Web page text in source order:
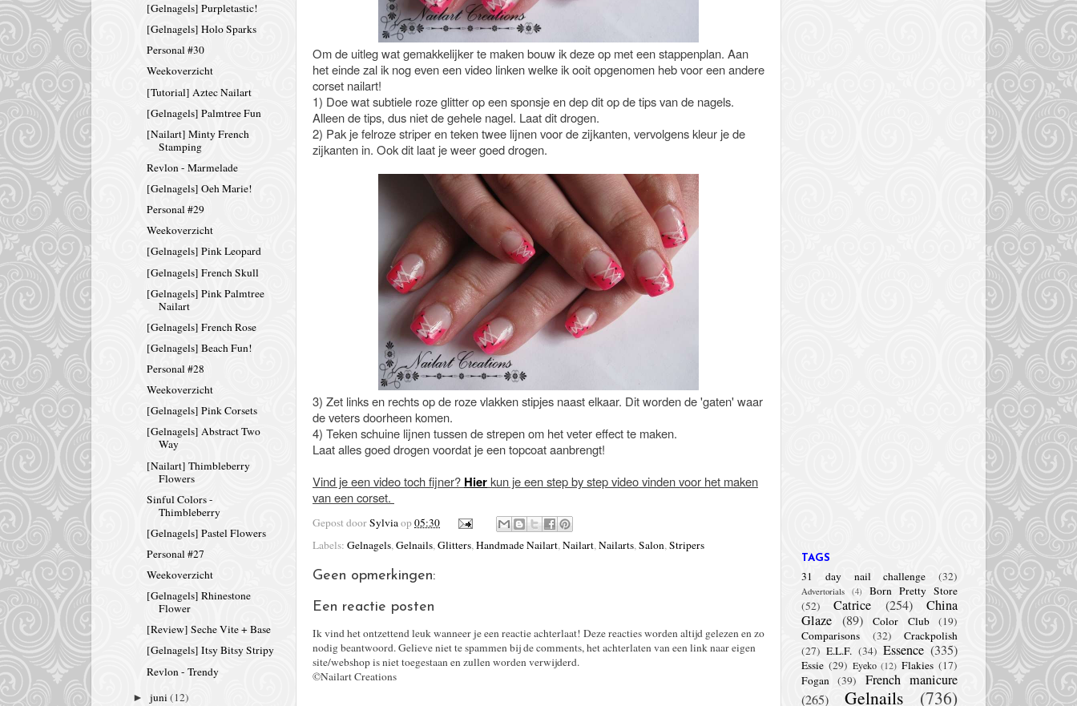
Om de uitleg wat gemakkelijker te maken bouw ik deze op met een stappenplan. Aan
het einde zal ik nog even een video linken welke ik ooit opgenomen heb voor een andere
corset nailart!
1) Doe wat subtiele roze glitter op een sponsje en dep dit op de tips van de nagels.
Alleen de tips, dus niet de gehele nagel. Laat dit drogen.
2) Pak je felroze striper en teken twee lijnen voor de zijkanten, vervolgens kleur je de
zijkanten in. Ook dit laat je weer goed drogen.
3) Zet links en rechts op de roze vlakken stipjes naast elkaar. Dit worden de 'gaten' waar
de veters doorheen komen.
4) Teken schuine lijnen tussen de strepen om het veter effect te maken.
Laat alles goed drogen voordat je een topcoat aanbrengt!
Vind je een video toch fijner? Hierkun je een step by step video vinden voor het maken
van een corset.
Gepost doorSylviaop05:30
Labels: Gelnagels,Gelnails,Glitters,Handmade Nailart,Nailart,Nailarts,Salon,Stripers
Geen opmerkingen:
Een reactie posten
Ik vind het ontzettend leuk wanneer je een reactie achterlaat! Deze reacties worden altijd gelezen en zo
nodig beantwoord. Gelieve niet te spammen bij de comments, het achterlaten van een link naar eigen
site/webshop is niet toegestaan en zullen worden verwijderd.
©Nailart Creations
[Gelnagels] Purpletastic!
[Gelnagels] Holo Sparks
Personal #30
Weekoverzicht
[Tutorial] Aztec Nailart
[Gelnagels] Palmtree Fun
[Nailart] Minty French
Stamping
Revlon - Marmelade
[Gelnagels] Oeh Marie!
Personal #29
Weekoverzicht
[Gelnagels] Pink Leopard
[Gelnagels] French Skull
[Gelnagels] Pink Palmtree
Nailart
[Gelnagels] French Rose
[Gelnagels] Beach Fun!
Personal #28
Weekoverzicht
[Gelnagels] Pink Corsets
[Gelnagels] Abstract Two
Way
[Nailart] Thimbleberry
Flowers
Sinful Colors -
Thimbleberry
[Gelnagels] Pastel Flowers
Personal #27
Weekoverzicht
[Gelnagels] Rhinestone
Flower
[Review] Seche Vite + Base
[Gelnagels] Itsy Bitsy Stripy
Revlon - Trendy
►juni(12)
TAGS
31 day nail challenge (32)
Advertorials (4)
Born Pretty Store
(52)
Catrice (254)
China
Glaze (89) Color Club
(19)
Comparisons
(32)
Crackpolish
(27) E.L.F. (34) Essence (335)
Essie (29) Eyeko (12) Flakies (17)
Fogan (39)
French manicure
(265)
Gelnails (736)